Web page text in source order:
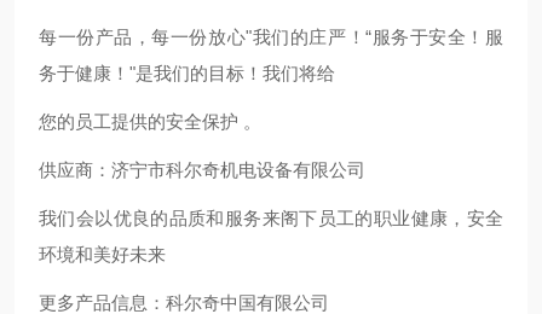
每一份产品，每一份放心"我们的庄严！“服务于安全！服
务于健康！"是我们的目标！我们将给
您的员工提供的安全保护 。
供应商：济宁市科尔奇机电设备有限公司
我们会以优良的品质和服务来阁下员工的职业健康，安全
环境和美好未来
更多产品信息：科尔奇中国有限公司